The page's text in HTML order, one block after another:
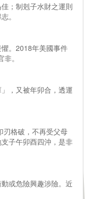
；制剋子水財之運則
。
。2018年美國事件
。
，又被年卯合，透運
刃格破，不再受父母
子午卯酉四沖，是非
或危險興趣涉險。近